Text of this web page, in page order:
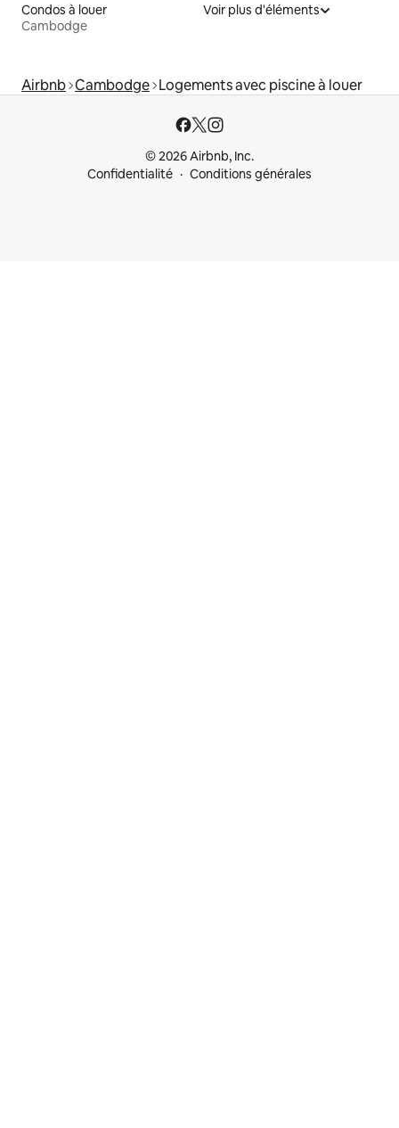
Condos à louer
Cambodge
Voir plus d'éléments
Airbnb Cambodge Logements avec piscine à louer
© 2026 Airbnb, Inc.
Confidentialité
Conditions générales